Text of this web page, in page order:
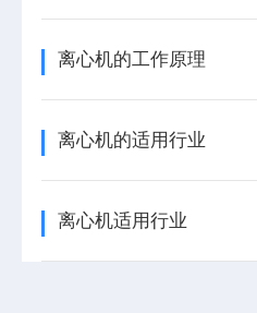
离心机的工作原理
离心机的适用行业
离心机适用行业